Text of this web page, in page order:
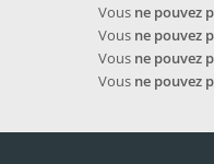
Vous ne pouvez
Vous ne pouvez
Vous ne pouvez
Vous ne pouvez